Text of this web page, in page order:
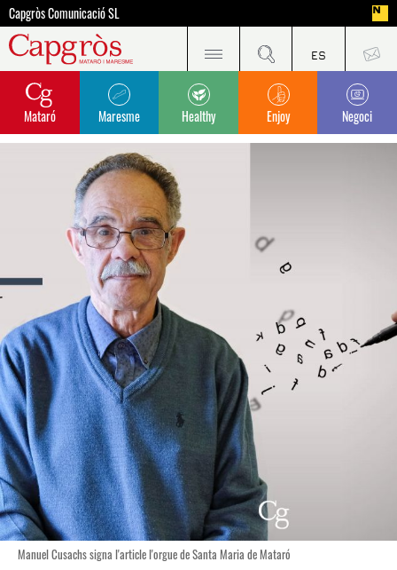
Capgròs Comunicació SL
Mataró Maresme Healthy Enjoy Negoci
Manuel Cusachs signa l'article l'orgue de Santa Maria de Mataró